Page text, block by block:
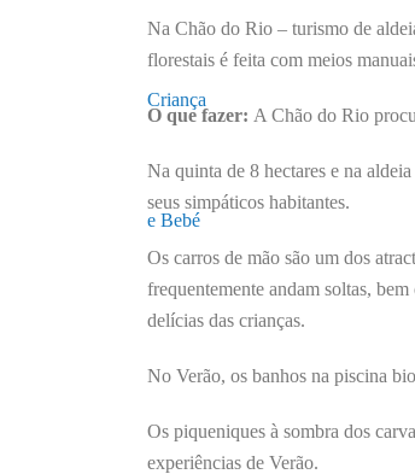
Na Chão do Rio – turismo de
florestais é feita com meios
O que fazer: A Chão do Rio
Na quinta de 8 hectares e na
seus simpáticos habitantes.
Os carros de mão são um dos
frequentemente andam soltas,
delícias das crianças.
No Verão, os banhos na piscina
Os piqueniques à sombra dos
experiências de Verão.